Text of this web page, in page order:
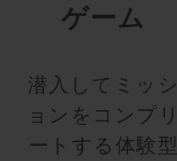
ゲーム
潜入してミッシ
ョンをコンプリ
ートする体験型